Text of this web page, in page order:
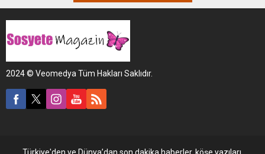
yenilikçi tasarımlarıyla dikkat
2024 © Veomedya Tüm Hakları Saklıdır.